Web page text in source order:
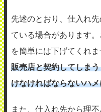
先述のとおり、仕入れ
ている場合があります
を簡単には下げてくれま
販売店と契約してしま
けなければならないハ
また、仕入れ先から理